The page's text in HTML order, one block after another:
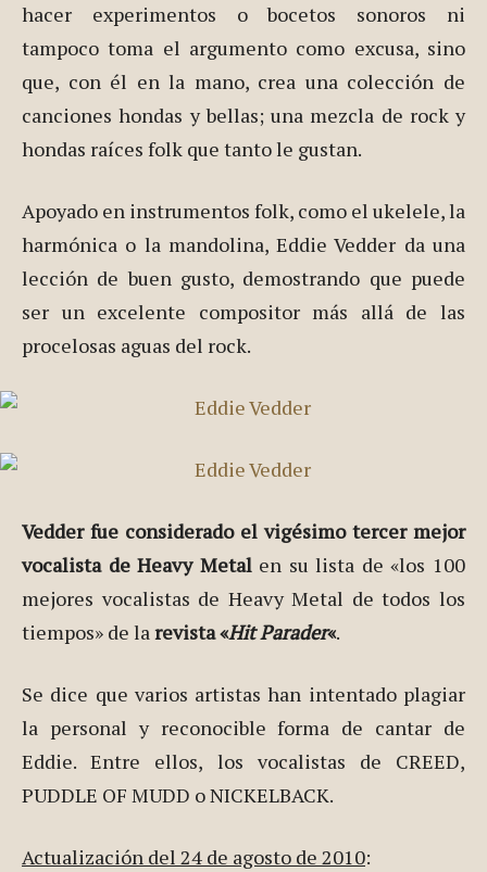
hacer experimentos o bocetos sonoros ni
tampoco toma el argumento como excusa, sino
que, con él en la mano, crea una colección de
canciones hondas y bellas; una mezcla de rock y
hondas raíces folk que tanto le gustan.
Apoyado en instrumentos folk, como el ukelele, la
harmónica o la mandolina, Eddie Vedder da una
lección de buen gusto, demostrando que puede
ser un excelente compositor más allá de las
procelosas aguas del rock.
Vedder fue considerado el vigésimo tercer mejor
vocalista de Heavy Metalen su lista de «los 100
mejores vocalistas de Heavy Metal de todos los
tiempos» de larevista «Hit Parader«.
Se dice que varios artistas han intentado plagiar
la personal y reconocible forma de cantar de
Eddie. Entre ellos, los vocalistas de CREED,
PUDDLE OF MUDD o NICKELBACK.
Actualización del 24 de agosto de 2010: